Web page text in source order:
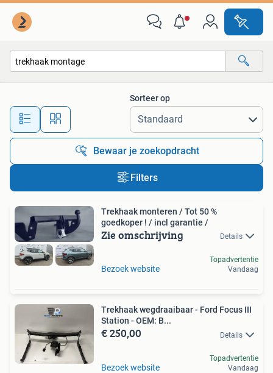
Alle afstanden…
Sorteer op
Bewaar je zoekopdracht
Filters
Trekhaak monteren / Tot 50 %
goedkoper ! / incl garantie /
Zie omschrijving Details
Bezoek website
Topadvertentie
Vandaag
Trekhaak wegdraaibaar - Ford Focus III
Station - OEM: B...
€ 250,00 Details
Bezoek website
Topadvertentie
Vandaag